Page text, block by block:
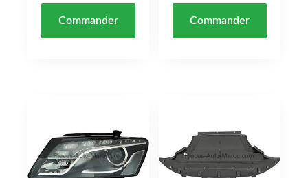
Commander Commander